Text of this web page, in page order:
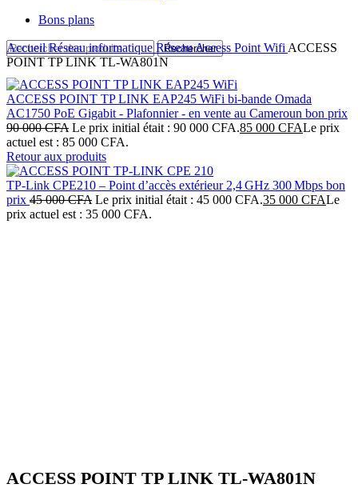
Bons plans
Rechercher
AccueilRéseau informatique RéseauAccess Point Wifi ACCESS
POINT TP LINK TL-WA801N
ACCESS POINT TP LINK EAP245 WiFi bi-bande Omada
AC1750 PoE Gigabit - Plafonnier - en vente au Cameroun bon prix
90 000CFA Le prix initial était : 90 000 CFA.85 000 CFALe prix
actuel est : 85 000 CFA.
Retour aux produits
TP‑Link CPE210 – Point d’accès extérieur 2,4 GHz 300 Mbps bon
prix 45 000CFA Le prix initial était : 45 000 CFA.35 000 CFALe
prix actuel est : 35 000 CFA.
ACCESS POINT TP LINK TL-WA801N